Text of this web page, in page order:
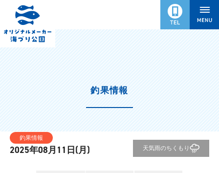
釣果情報
釣果情報
2025年08月11日(月) 天気雨のちくもり